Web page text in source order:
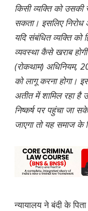
किसी व्यक्ति को उसकी
सकता। इसलिए निरोध
यदि संबंधित व्यक्ति को
व्यवस्था कैसे खराब
(रोकथाम) अधिनियम,
को लागू करना होगा।
अतीत में शामिल रहा है
निष्कर्ष पर पहुंचा जा
जाएगा तो यह समाज के
न्यायालय ने बंदी के